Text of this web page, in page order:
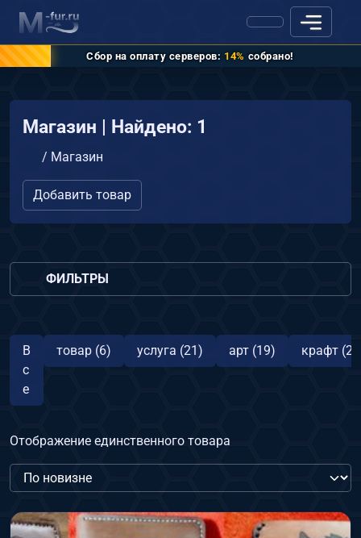
Сбор на оплату серверов: 14% собрано!
Магазин | Найдено: 1
/ Магазин
Добавить товар
ФИЛЬТРЫ
В
с
е
товар (6) услуга (21) арт (19) крафт (2)
Отображение единственного товара